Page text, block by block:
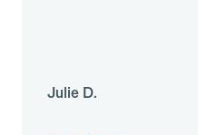
Julie D.